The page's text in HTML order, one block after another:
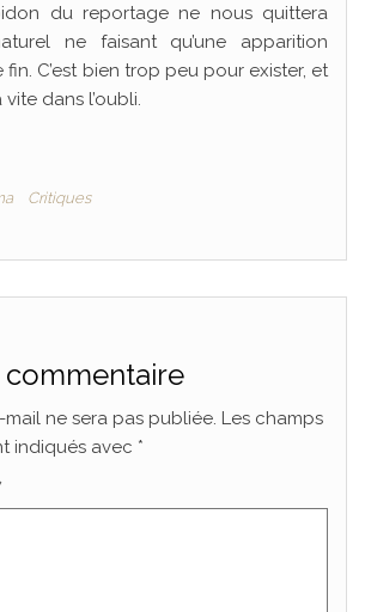
du reportage ne nous quittera
ne faisant qu’une apparition
C’est bien trop peu pour exister, et
dans l’oubli.
Critiques
commentaire
ne sera pas publiée. Les champs
indiqués avec *